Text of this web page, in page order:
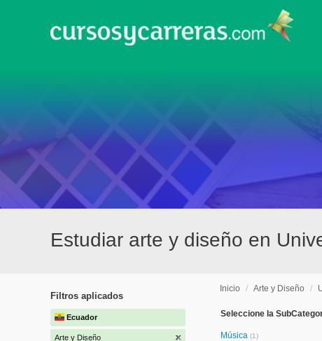
Estudiar arte y diseño en
Filtros aplicados
Ecuador
Arte y Diseño
Inicio / Arte y Diseño /
Seleccione la
Música (1)